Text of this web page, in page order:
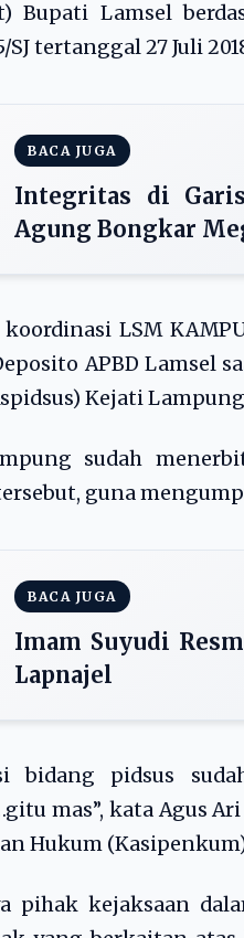
Bupati Lamsel
SJ tertanggal 27 Juli
BACA JUGA
Integritas di
Agung Bongkar
LSM
APBD Lamsel
Kejati
sudah
guna
BACA JUGA
Imam Suyudi
Lapnajel
bidang pidsus
mas”, kata Agus
Hukum
pihak kejaksaan